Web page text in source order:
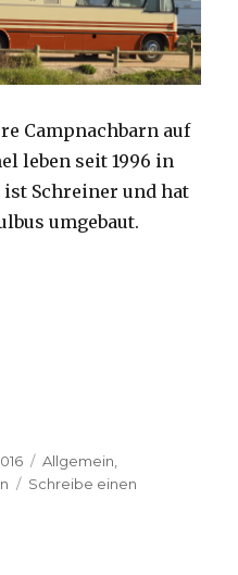
Campnachbarn auf
leben seit 1996 in
ist Schreiner und hat
umgebaut.
Kategorien
Allgemein
Schreibe einen